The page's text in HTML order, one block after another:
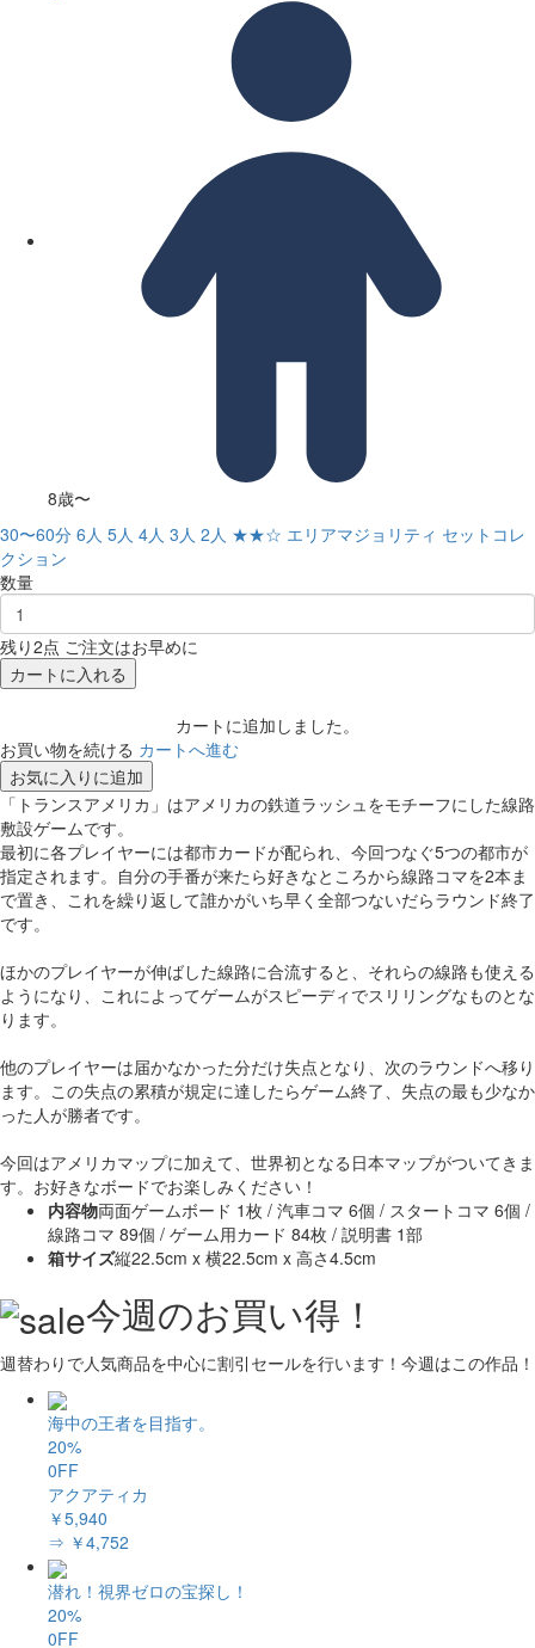
8歳〜
30〜60分 6人 5人 4人 3人 2人 ★★☆ エリアマジョリティ セットコレ
クション
数量
残り2点 ご注文はお早めに
カートに入れる
カートに追加しました。
お買い物を続ける カートへ進む
お気に入りに追加
「トランスアメリカ」はアメリカの鉄道ラッシュをモチーフにした線路
敷設ゲームです。
最初に各プレイヤーには都市カードが配られ、今回つなぐ5つの都市が
指定されます。自分の手番が来たら好きなところから線路コマを2本ま
で置き、これを繰り返して誰かがいち早く全部つないだらラウンド終了
です。
ほかのプレイヤーが伸ばした線路に合流すると、それらの線路も使える
ようになり、これによってゲームがスピーディでスリリングなものとな
ります。
他のプレイヤーは届かなかった分だけ失点となり、次のラウンドへ移り
ます。この失点の累積が規定に達したらゲーム終了、失点の最も少なか
った人が勝者です。
今回はアメリカマップに加えて、世界初となる日本マップがついてきま
す。お好きなボードでお楽しみください！
内容物両面ゲームボード 1枚 / 汽車コマ 6個 / スタートコマ 6個 /
線路コマ 89個 / ゲーム用カード 84枚 / 説明書 1部
箱サイズ縦22.5cm x 横22.5cm x 高さ4.5cm
今週のお買い得！
週替わりで人気商品を中心に割引セールを行います！今週はこの作品！
海中の王者を目指す。
20%
0FF
アクアティカ
￥5,940
⇒ ￥4,752
潜れ！視界ゼロの宝探し！
20%
0FF